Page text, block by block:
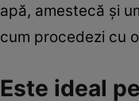
apă, amestecă şi
cum procedezi cu
Este ideal